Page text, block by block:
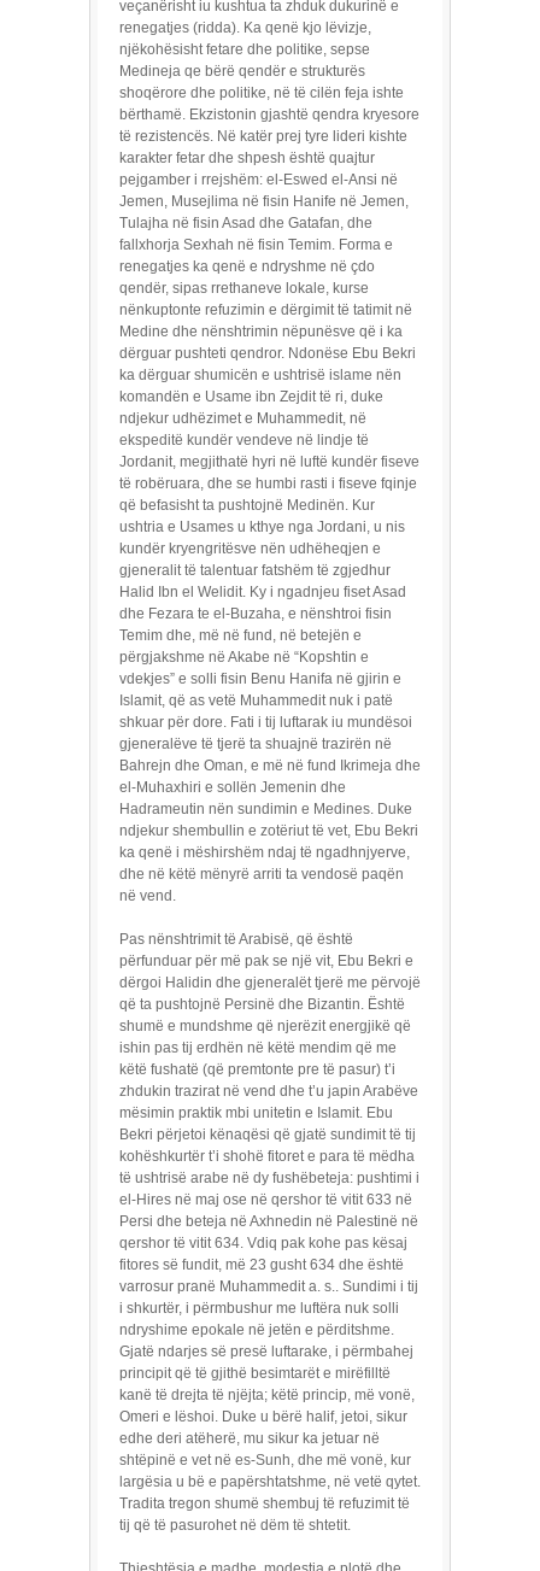
veçanërisht iu kushtua ta zhduk dukurinë e
renegatjes (ridda). Ka qenë kjo lëvizje,
njëkohësisht fetare dhe politike, sepse
Medineja qe bërë qendër e strukturës
shoqërore dhe politike, në të cilën feja ishte
bërthamë. Ekzistonin gjashtë qendra kryesore
të rezistencës. Në katër prej tyre lideri kishte
karakter fetar dhe shpesh është quajtur
pejgamber i rrejshëm: el-Eswed el-Ansi në
Jemen, Musejlima në fisin Hanife në Jemen,
Tulajha në fisin Asad dhe Gatafan, dhe
fallxhorja Sexhah në fisin Temim. Forma e
renegatjes ka qenë e ndryshme në çdo
qendër, sipas rrethaneve lokale, kurse
nënkuptonte refuzimin e dërgimit të tatimit në
Medine dhe nënshtrimin nëpunësve që i ka
dërguar pushteti qendror. Ndonëse Ebu Bekri
ka dërguar shumicën e ushtrisë islame nën
komandën e Usame ibn Zejdit të ri, duke
ndjekur udhëzimet e Muhammedit, në
ekspeditë kundër vendeve në lindje të
Jordanit, megjithatë hyri në luftë kundër fiseve
të robëruara, dhe se humbi rasti i fiseve fqinje
që befasisht ta pushtojnë Medinën. Kur
ushtria e Usames u kthye nga Jordani, u nis
kundër kryengritësve nën udhëheqjen e
gjeneralit të talentuar fatshëm të zgjedhur
Halid Ibn el Welidit. Ky i ngadnjeu fiset Asad
dhe Fezara te el-Buzaha, e nënshtroi fisin
Temim dhe, më në fund, në betejën e
përgjakshme në Akabe në “Kopshtin e
vdekjes” e solli fisin Benu Hanifa në gjirin e
Islamit, që as vetë Muhammedit nuk i patë
shkuar për dore. Fati i tij luftarak iu mundësoi
gjeneralëve të tjerë ta shuajnë trazirën në
Bahrejn dhe Oman, e më në fund Ikrimeja dhe
el-Muhaxhiri e sollën Jemenin dhe
Hadrameutin nën sundimin e Medines. Duke
ndjekur shembullin e zotëriut të vet, Ebu Bekri
ka qenë i mëshirshëm ndaj të ngadhnjyerve,
dhe në këtë mënyrë arriti ta vendosë paqën
në vend.
Pas nënshtrimit të Arabisë, që është
përfunduar për më pak se një vit, Ebu Bekri e
dërgoi Halidin dhe gjeneralët tjerë me përvojë
që ta pushtojnë Persinë dhe Bizantin. Është
shumë e mundshme që njerëzit energjikë që
ishin pas tij erdhën në këtë mendim që me
këtë fushatë (që premtonte pre të pasur) t’i
zhdukin trazirat në vend dhe t’u japin Arabëve
mësimin praktik mbi unitetin e Islamit. Ebu
Bekri përjetoi kënaqësi që gjatë sundimit të tij
kohëshkurtër t’i shohë fitoret e para të mëdha
të ushtrisë arabe në dy fushëbeteja: pushtimi i
el-Hires në maj ose në qershor të vitit 633 në
Persi dhe beteja në Axhnedin në Palestinë në
qershor të vitit 634. Vdiq pak kohe pas kësaj
fitores së fundit, më 23 gusht 634 dhe është
varrosur pranë Muhammedit a. s.. Sundimi i tij
i shkurtër, i përmbushur me luftëra nuk solli
ndryshime epokale në jetën e përditshme.
Gjatë ndarjes së presë luftarake, i përmbahej
principit që të gjithë besimtarët e mirëfilltë
kanë të drejta të njëjta; këtë princip, më vonë,
Omeri e lëshoi. Duke u bërë halif, jetoi, sikur
edhe deri atëherë, mu sikur ka jetuar në
shtëpinë e vet në es-Sunh, dhe më vonë, kur
largësia u bë e papërshtatshme, në vetë qytet.
Tradita tregon shumë shembuj të refuzimit të
tij që të pasurohet në dëm të shtetit.